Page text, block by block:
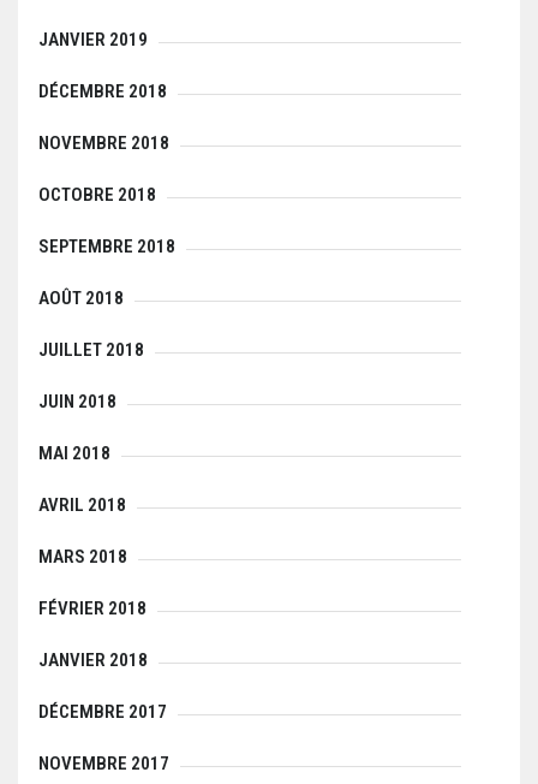
JANVIER 2019
DÉCEMBRE 2018
NOVEMBRE 2018
OCTOBRE 2018
SEPTEMBRE 2018
AOÛT 2018
JUILLET 2018
JUIN 2018
MAI 2018
AVRIL 2018
MARS 2018
FÉVRIER 2018
JANVIER 2018
DÉCEMBRE 2017
NOVEMBRE 2017